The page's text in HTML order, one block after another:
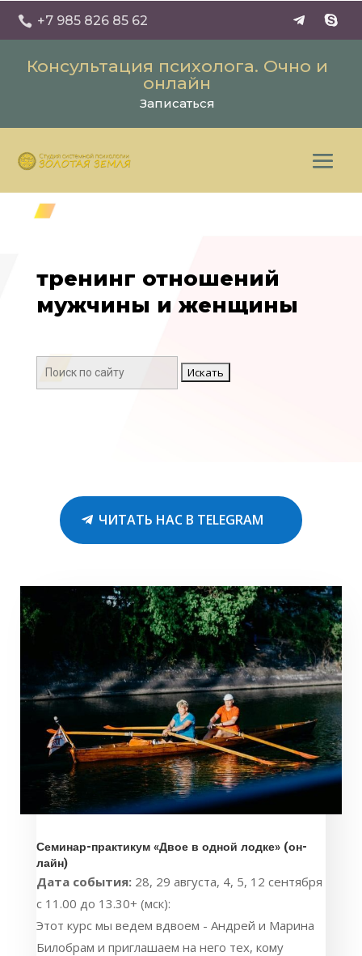
 +7 985 826 85 62
Консультация психолога. Очно и
онлайн
Записаться
тренинг отношений
мужчины и женщины
Поиск:
ЧИТАТЬ НАС В TELEGRAM
Семинар-практикум «Двое в одной лодке» (он-
лайн)
Дата события: 28, 29 августа, 4, 5, 12 сентября
с 11.00 до 13.30+ (мск):
Этот курс мы ведем вдвоем - Андрей и Марина
Билобрам и приглашаем на него тех, кому